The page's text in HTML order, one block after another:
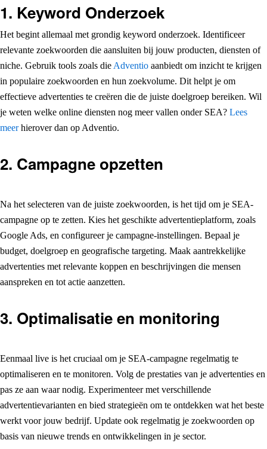
1. Keyword Onderzoek
Het begint allemaal met grondig keyword onderzoek. Identificeer
relevante zoekwoorden die aansluiten bij jouw producten, diensten of
niche. Gebruik tools zoals die Adventio aanbiedt om inzicht te krijgen
in populaire zoekwoorden en hun zoekvolume. Dit helpt je om
effectieve advertenties te creëren die de juiste doelgroep bereiken. Wil
je weten welke online diensten nog meer vallen onder SEA? Lees
meerhierover dan op Adventio.
2. Campagne opzetten
Na het selecteren van de juiste zoekwoorden, is het tijd om je SEA-
campagne op te zetten. Kies het geschikte advertentieplatform, zoals
Google Ads, en configureer je campagne-instellingen. Bepaal je
budget, doelgroep en geografische targeting. Maak aantrekkelijke
advertenties met relevante koppen en beschrijvingen die mensen
aanspreken en tot actie aanzetten.
3. Optimalisatie en monitoring
Eenmaal live is het cruciaal om je SEA-campagne regelmatig te
optimaliseren en te monitoren. Volg de prestaties van je advertenties en
pas ze aan waar nodig. Experimenteer met verschillende
advertentievarianten en bied strategieën om te ontdekken wat het beste
werkt voor jouw bedrijf. Update ook regelmatig je zoekwoorden op
basis van nieuwe trends en ontwikkelingen in je sector.